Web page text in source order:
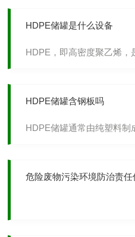
HDPE储罐是什么设备
HDPE，即高密度聚乙烯，
HDPE储罐含钢板吗
HDPE储罐通常由纯塑料制
危险废物污染环境防治责任